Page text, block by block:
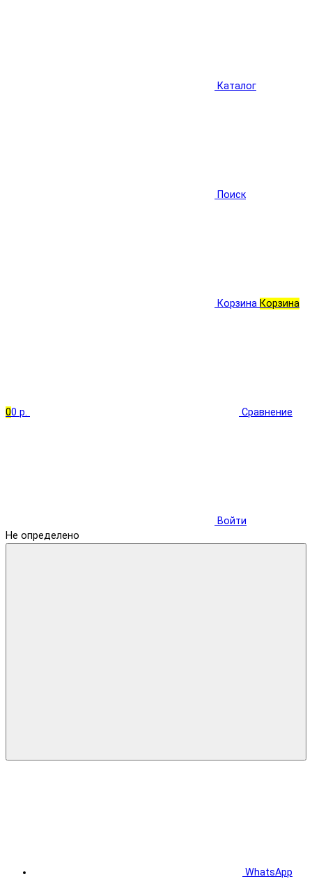
Каталог
Поиск
Корзина Корзина
00 р. Сравнение
Войти
Не определено
WhatsApp